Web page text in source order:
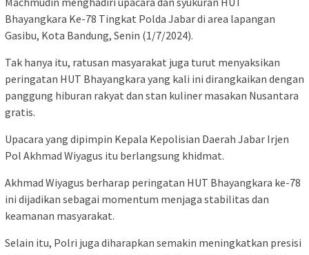
Bhayangkara Ke-78 Tingkat Polda Jabar di area lapangan
Gasibu, Kota Bandung, Senin (1/7/2024).
Tak hanya itu, ratusan masyarakat juga turut menyaksikan
peringatan HUT Bhayangkara yang kali ini dirangkaikan dengan
panggung hiburan rakyat dan stan kuliner masakan Nusantara
gratis.
Upacara yang dipimpin Kepala Kepolisian Daerah Jabar Irjen
Pol Akhmad Wiyagus itu berlangsung khidmat.
Akhmad Wiyagus berharap peringatan HUT Bhayangkara ke-78
ini dijadikan sebagai momentum menjaga stabilitas dan
keamanan masyarakat.
Selain itu, Polri juga diharapkan semakin meningkatkan presisi